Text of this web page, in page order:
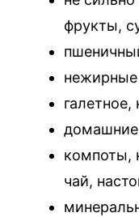
фрукты,
галетное,
домашние
компоты,
чай,